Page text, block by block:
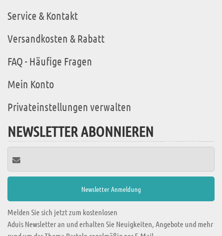
Service & Kontakt
Versandkosten & Rabatt
FAQ - Häufige Fragen
Mein Konto
Privateinstellungen verwalten
NEWSLETTER ABONNIEREN
Melden Sie sich jetzt zum kostenlosen
Aduis Newsletter an und erhalten Sie Neuigkeiten, Angebote und mehr